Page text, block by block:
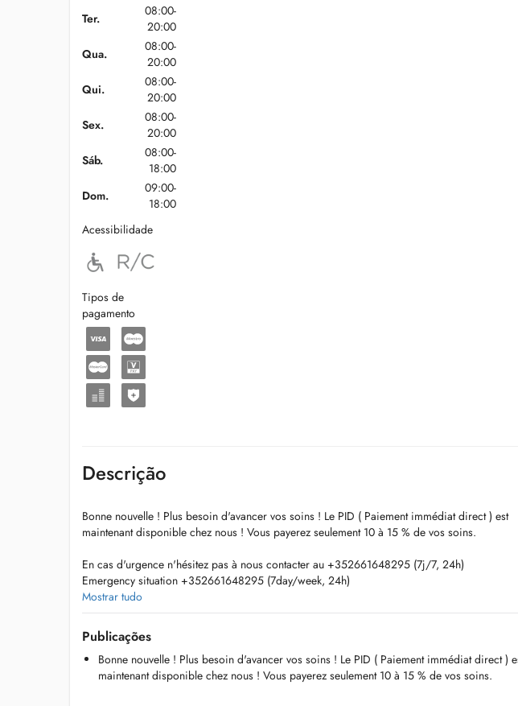
Ter.
08:00-
20:00
Qua.
08:00-
20:00
Qui.
08:00-
20:00
Sex.
08:00-
20:00
Sáb.
08:00-
18:00
Dom.
09:00-
18:00
Acessibilidade
Tipos de
pagamento
Descrição
Bonne nouvelle ! Plus besoin d'avancer vos soins ! Le PID ( Paiement immédiat direct ) est
maintenant disponible chez nous ! Vous payerez seulement 10 à 15 % de vos soins.
En cas d'urgence n'hésitez pas à nous contacter au +352661648295 (7j/7, 24h)
Emergency situation +352661648295 (7day/week, 24h)
Centre dentaire spécialisé en chirurgie buccale et implantologie dentaire
Notre équipe vous accueille avec un groupe de spécialistes et à votre service.
Notre devise : Satisfaire nos patients
Mostrar tudo
Publicações
Bonne nouvelle ! Plus besoin d'avancer vos soins ! Le PID ( Paiement immédiat direct )
maintenant disponible chez nous ! Vous payerez seulement 10 à 15 % de vos soins.